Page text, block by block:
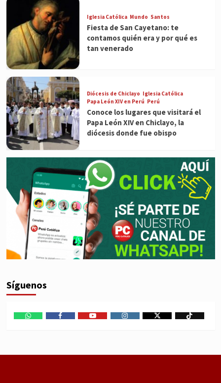
Iglesia Católica Mundo Santos
Fiesta de San Cayetano: te
contamos quién era y por qué es
tan venerado
Diócesis de Chiclayo Iglesia Católica
Papa León XIV en Perú Perú
Conoce los lugares que visitará el
Papa León XIV en Chiclayo, la
diócesis donde fue obispo
Síguenos